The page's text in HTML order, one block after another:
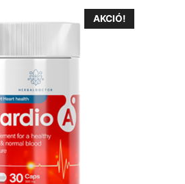
AKCIÓ!